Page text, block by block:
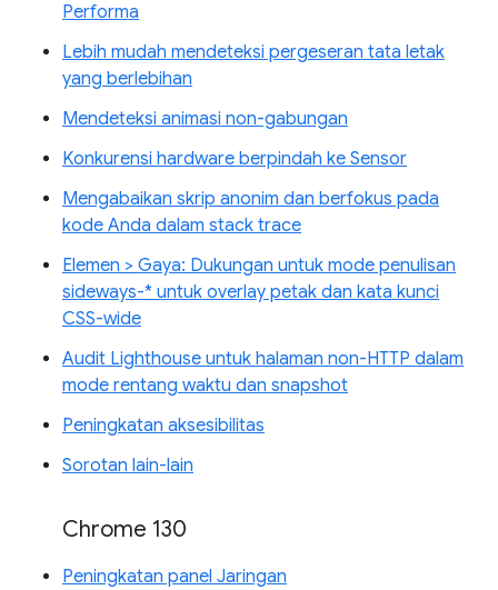
Performa
Lebih mudah mendeteksi pergeseran tata letak
yang berlebihan
Mendeteksi animasi non-gabungan
Konkurensi hardware berpindah ke Sensor
Mengabaikan skrip anonim dan berfokus pada
kode Anda dalam stack trace
Elemen > Gaya: Dukungan untuk mode penulisan
sideways-* untuk overlay petak dan kata kunci
CSS-wide
Audit Lighthouse untuk halaman non-HTTP dalam
mode rentang waktu dan snapshot
Peningkatan aksesibilitas
Sorotan lain-lain
Chrome 130
Peningkatan panel Jaringan